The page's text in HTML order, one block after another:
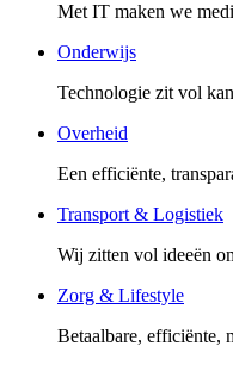
Met IT maken we
Onderwijs
Technologie zit vol
Overheid
Een efficiënte,
Transport & Logistiek
Wij zitten vol ideeën
Zorg & Lifestyle
Betaalbare, efficiënte,